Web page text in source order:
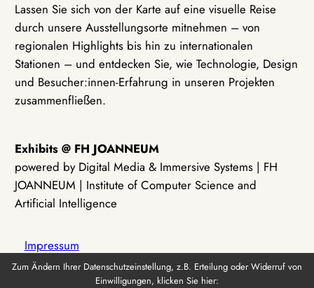
Lassen Sie sich von der Karte auf eine visuelle Reise
durch unsere Ausstellungsorte mitnehmen – von
regionalen Highlights bis hin zu internationalen
Stationen – und entdecken Sie, wie Technologie, Design
und Besucher:innen-Erfahrung in unseren Projekten
zusammenfließen.
Exhibits @ FH JOANNEUM
powered by Digital Media & Immersive Systems | FH
JOANNEUM | Institute of Computer Science and
Artificial Intelligence
Impressum
Zum Ändern Ihrer Datenschutzeinstellung, z.B. Erteilung oder Widerruf von
Einwilligungen, klicken Sie hier: